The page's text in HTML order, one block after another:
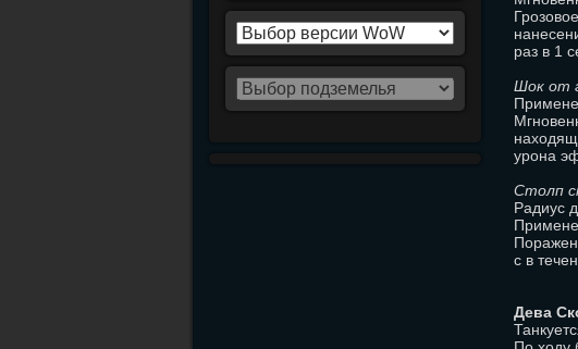
раз в 1
Шок от
урона
Столп
Радиус
с в
Дева